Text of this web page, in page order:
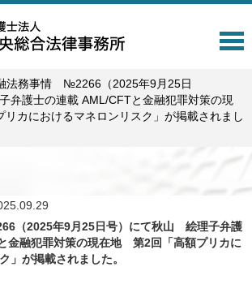
T
l
e
t
i
法務事情 №2266（2025年9月25日
弁護士の連載 AML/CFTと金融犯罪対策の現
カにおけるマネロンリスク」が掲載されまし
（2025年9月25日号）にて秋山 絵理子弁護
金融犯罪対策の現在地 第2回「高額プリカに
」が掲載されました。